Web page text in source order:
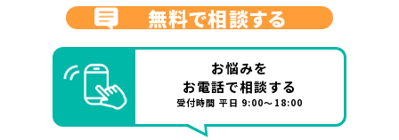
無料で相談する
お悩みを
お電話で相談する
受付時間 平日 9:00～18:00